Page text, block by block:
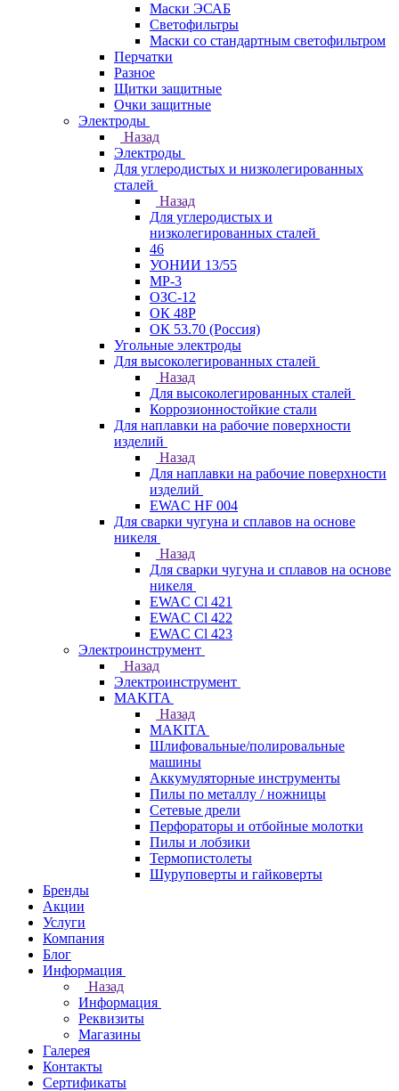
Маски ЭСАБ
Светофильтры
Маски со стандартным светофильтром
Перчатки
Разное
Щитки защитные
Очки защитные
Электроды
Назад
Электроды
Для углеродистых и низколегированных
сталей
Назад
Для углеродистых и
низколегированных сталей
46
УОНИИ 13/55
МР-3
ОЗС-12
ОК 48Р
ОК 53.70 (Россия)
Угольные электроды
Для высоколегированных сталей
Назад
Для высоколегированных сталей
Коррозионностойкие стали
Для наплавки на рабочие поверхности
изделий
Назад
Для наплавки на рабочие поверхности
изделий
EWAC HF 004
Для сварки чугуна и сплавов на основе
никеля
Назад
Для сварки чугуна и сплавов на основе
никеля
EWAC Cl 421
EWAC Cl 422
EWAC Cl 423
Электроинструмент
Назад
Электроинструмент
МAKITA
Назад
МAKITA
Шлифовальные/полировальные
машины
Аккумуляторные инструменты
Пилы по металлу / ножницы
Сетевые дрели
Перфораторы и отбойные молотки
Пилы и лобзики
Термопистолеты
Шуруповерты и гайковерты
Бренды
Акции
Услуги
Компания
Блог
Информация
Назад
Информация
Реквизиты
Магазины
Галерея
Контакты
Сертификаты